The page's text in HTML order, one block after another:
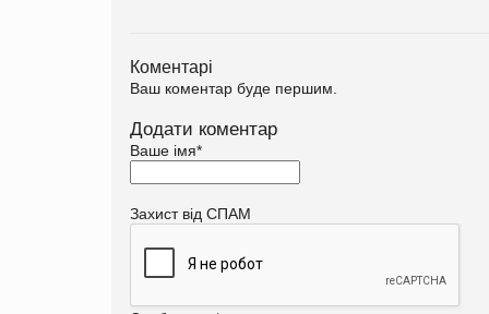
Коментарі
Ваш коментар буде першим.
Додати коментар
Ваше імя*
Захист від СПАМ